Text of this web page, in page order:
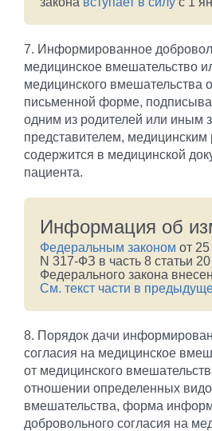
7. Информированное
медицинское вмешательство
медицинского вмешательства
письменной форме,
одним из родителей или иным
представителем, медицинским
содержится в медицинской
пациента.
Информация об
Федеральным законом от
N 317-ФЗ в часть 8 статьи
Федерального закона
См. текст части в
8. Порядок дачи
согласия на медицинское
от медицинского
отношении определенных
вмешательства, форма
добровольного согласия на